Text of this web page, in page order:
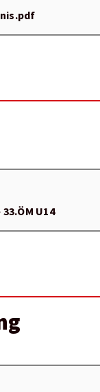
U14